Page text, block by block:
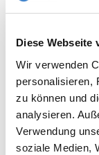
Diese Webseite
Wir verwenden
personalisieren,
zu können und
analysieren.
Verwendung
soziale Medien,
und Ressourcen
Kommunen
während des